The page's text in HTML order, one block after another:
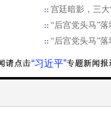
宫廷暗影，三
“后宫党头马”
“后宫党头马”
“习近平”